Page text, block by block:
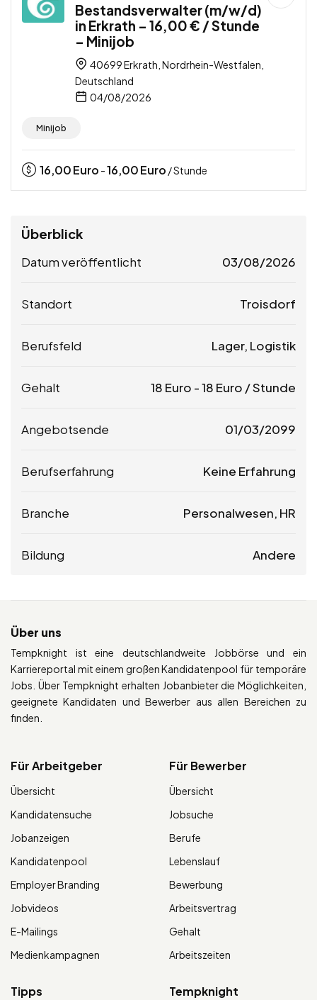
Bestandsverwalter (m/w/d)
in Erkrath – 16,00 € / Stunde
– Minijob
40699 Erkrath, Nordrhein-Westfalen,
Deutschland
04/08/2026
Minijob
16,00Euro -16,00Euro / Stunde
Überblick
Datum veröffentlicht 03/08/2026
Standort Troisdorf
Berufsfeld Lager, Logistik
Gehalt 18 Euro -18 Euro / Stunde
Angebotsende 01/03/2099
Berufserfahrung Keine Erfahrung
Branche Personalwesen, HR
Bildung Andere
Über uns
Tempknight ist eine deutschlandweite Jobbörse und ein
Karriereportal mit einem großen Kandidatenpool für temporäre
Jobs. Über Tempknight erhalten Jobanbieter die Möglichkeiten,
geeignete Kandidaten und Bewerber aus allen Bereichen zu
finden.
Für Arbeitgeber
Übersicht
Kandidatensuche
Jobanzeigen
Kandidatenpool
Employer Branding
Jobvideos
E-Mailings
Medienkampagnen
Für Bewerber
Übersicht
Jobsuche
Berufe
Lebenslauf
Bewerbung
Arbeitsvertrag
Gehalt
Arbeitszeiten
Tipps Tempknight